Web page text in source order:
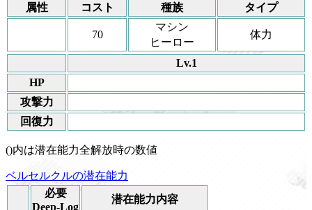
属性 コスト 種族 タイプ
70
マシン
ヒーロー
体力
Lv.1
HP
攻撃力
回復力
()内は潜在能力全解放時の数値
ベルセルクルの潜在能力
必要
Deep-Log
潜在能力内容